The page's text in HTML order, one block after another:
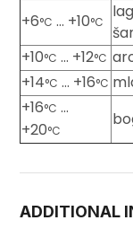
+6°C … +10°C
+10°C … +12°C
+14°C … +16°C
+16°C …
+20°C
ADDITIONAL